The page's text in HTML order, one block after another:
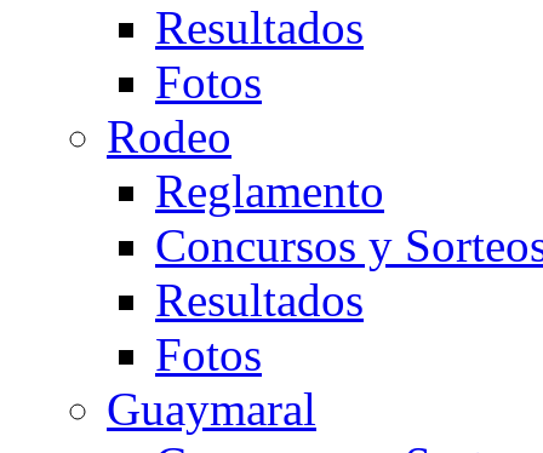
Resultados
Fotos
Rodeo
Reglamento
Concursos y
Resultados
Fotos
Guaymaral